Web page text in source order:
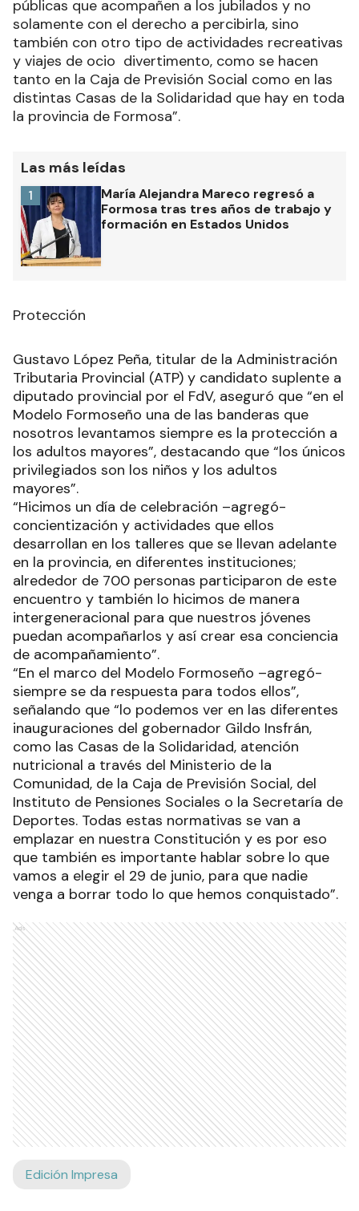
públicas que acompañen a los jubilados y no
solamente con el derecho a percibirla, sino
también con otro tipo de actividades recreativas
y viajes de ocio divertimento, como se hacen
tanto en la Caja de Previsión Social como en las
distintas Casas de la Solidaridad que hay en toda
la provincia de Formosa”.
Las más leídas
María Alejandra Mareco regresó a
Formosa tras tres años de trabajo y
formación en Estados Unidos
1
Protección
Gustavo López Peña, titular de la Administración
Tributaria Provincial (ATP) y candidato suplente a
diputado provincial por el FdV, aseguró que “en el
Modelo Formoseño una de las banderas que
nosotros levantamos siempre es la protección a
los adultos mayores”, destacando que “los únicos
privilegiados son los niños y los adultos
mayores”.
“Hicimos un día de celebración –agregó-
concientización y actividades que ellos
desarrollan en los talleres que se llevan adelante
en la provincia, en diferentes instituciones;
alrededor de 700 personas participaron de este
encuentro y también lo hicimos de manera
intergeneracional para que nuestros jóvenes
puedan acompañarlos y así crear esa conciencia
de acompañamiento”.
“En el marco del Modelo Formoseño –agregó-
siempre se da respuesta para todos ellos”,
señalando que “lo podemos ver en las diferentes
inauguraciones del gobernador Gildo Insfrán,
como las Casas de la Solidaridad, atención
nutricional a través del Ministerio de la
Comunidad, de la Caja de Previsión Social, del
Instituto de Pensiones Sociales o la Secretaría de
Deportes. Todas estas normativas se van a
emplazar en nuestra Constitución y es por eso
que también es importante hablar sobre lo que
vamos a elegir el 29 de junio, para que nadie
venga a borrar todo lo que hemos conquistado”.
Ads
Edición Impresa